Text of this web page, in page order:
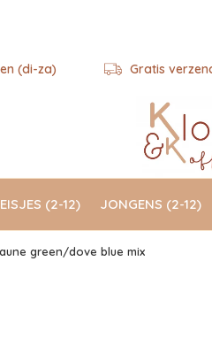
(2-12) JONGENS (2-12)
(di-za) Gratis
green/dove blue mix